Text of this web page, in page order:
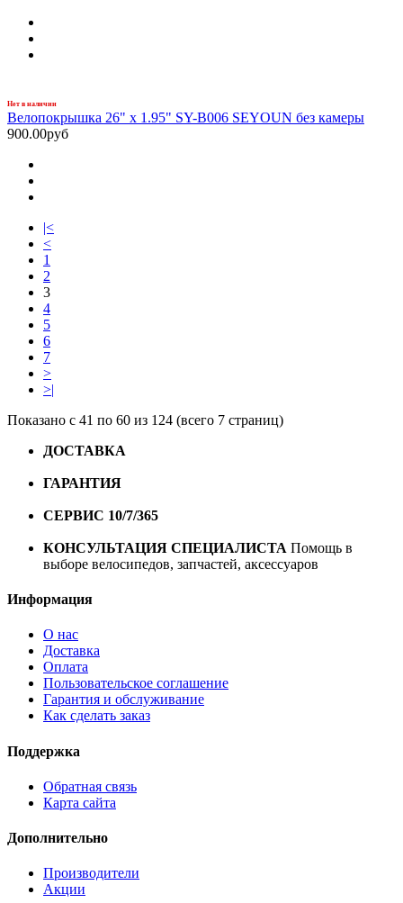
Нет в наличии
Велопокрышка 26" x 1.95" SY-B006 SEYOUN без камеры
900.00руб
|<
<
1
2
3
4
5
6
7
>
>|
Показано с 41 по 60 из 124 (всего 7 страниц)
ДОСТАВКА
ГАРАНТИЯ
СЕРВИС 10/7/365
КОНСУЛЬТАЦИЯ СПЕЦИАЛИСТА Помощь в
выборе велосипедов, запчастей, аксессуаров
Информация
О нас
Доставка
Оплата
Пользовательское соглашение
Гарантия и обслуживание
Как сделать заказ
Поддержка
Обратная связь
Карта сайта
Дополнительно
Производители
Акции